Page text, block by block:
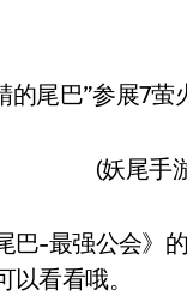
(妖尾手
-最强公会》
看看哦。